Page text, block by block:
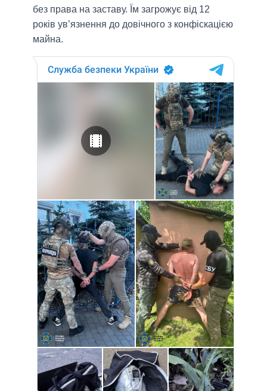
без права на заставу. Їм загрожує від 12
років ув’язнення до довічного з конфіскацією
майна.